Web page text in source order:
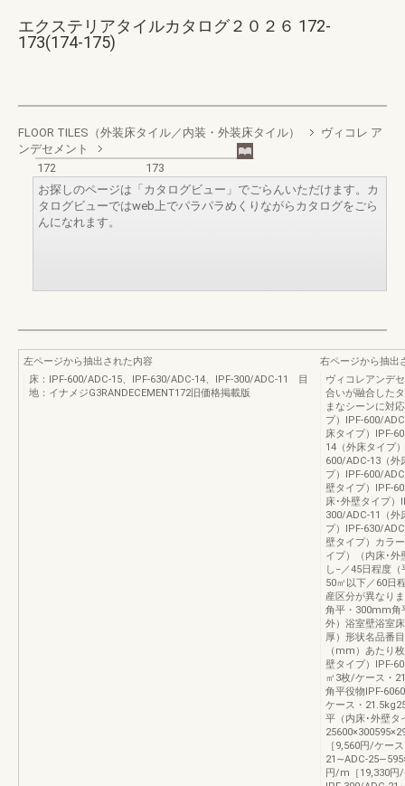
エクステリアタイルカタログ２０２６ 172-
173(174-175)
FLOOR TILES（外装床タイル／内装・外装床タイル）
ヴィコレ ア
ンデセメント
172
173
お探しのページは「カタログビュー」でごらんいただけます。カ
タログビューではweb上でパラパラめくりながらカタログをごら
んになれます。
左ページから抽出された内容
床：IPF‐600/ADC‐15、IPF‐630/ADC‐14、IPF‐300/ADC‐11 目
地：イナメジG3RANDECEMENT172旧価格掲載版
右ページから抽出
ヴィコレアンデ
合いが融合した
まなシーンに対
プ）IPF‐600/
床タイプ）
14（外床タイプ
600/ADC‐13（外
プ）IPF‐600/
壁タイプ）
床･外壁タイプ）
300/ADC‐11（外
プ）IPF‐630/
壁タイプ）カラ
イプ）（内床･外
し−／45日程度
50㎡以下／60日
産区分が異なり
角平・300mm角
外）浴室壁浴室
厚）形状名品番
（mm）あたり
壁タイプ）
㎡3枚/ケース・
角平役物
ケース・
平（内床･外壁タ
［9,560円/ケー
円/m［19,330円